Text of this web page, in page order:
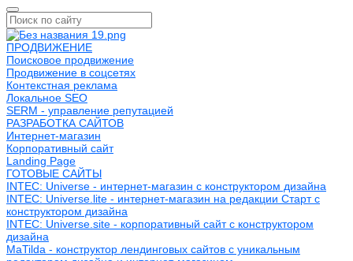
ПРОДВИЖЕНИЕ
Поисковое продвижение
Продвижение в соцсетях
Контекстная реклама
Локальное SEO
SERM - управление репутацией
РАЗРАБОТКА САЙТОВ
Интернет-магазин
Корпоративный сайт
Landing Page
ГОТОВЫЕ САЙТЫ
INTEC: Universe - интернет-магазин с конструктором дизайна
INTEC: Universe.lite - интернет-магазин на редакции Старт с
конструктором дизайна
INTEC: Universe.site - корпоративный сайт с конструктором
дизайна
MaTilda - конструктор лендинговых сайтов с уникальным